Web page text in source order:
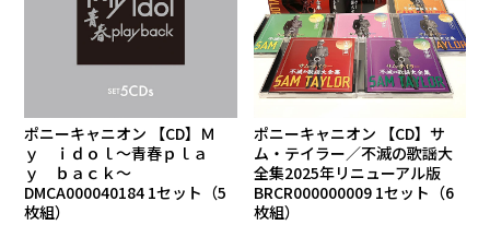
ポニーキャニオン 【CD】Ｍ
ｙ ｉｄｏｌ〜青春ｐｌａ
ｙ ｂａｃｋ〜
DMCA000040184 1セット（5
枚組）
ポニーキャニオン 【CD】サ
ム・テイラー／不滅の歌謡大
全集2025年リニューアル版
BRCR000000009 1セット（6
枚組）